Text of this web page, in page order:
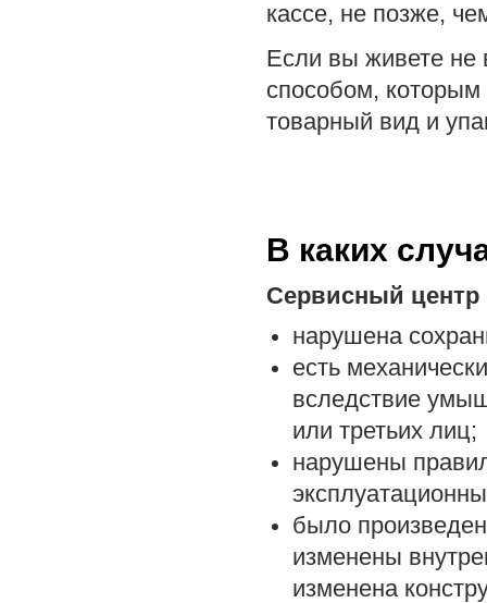
кассе, не позже,
Если вы живете не
способом, которым
товарный вид и
В каких
Сервисный центр
нарушена
есть
вследствие
или третьих лиц;
нарушены
было
изменены
изменена